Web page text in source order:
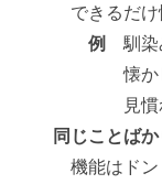
できるだけ慣
例
馴染
懐かし
見慣れ
同じことば
機能はドンド